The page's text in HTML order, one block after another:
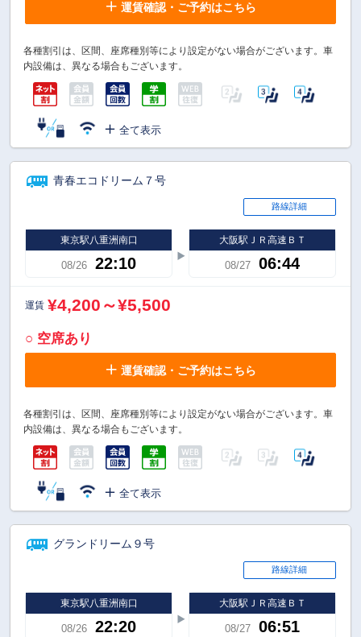
運賃確認・ご予約はこちら
各種割引は、区間、座席種別等により設定がない場合がございます。車
内設備は、異なる場合もございます。
全て表示
青春エコドリーム７号
路線詳細
東京駅八重洲南口
08/26 22:10
大阪駅ＪＲ高速ＢＴ
08/27 06:44
運賃 ¥4,200～¥5,500
○ 空席あり
運賃確認・ご予約はこちら
各種割引は、区間、座席種別等により設定がない場合がございます。車
内設備は、異なる場合もございます。
全て表示
グランドリーム９号
路線詳細
東京駅八重洲南口
08/26 22:20
大阪駅ＪＲ高速ＢＴ
08/27 06:51